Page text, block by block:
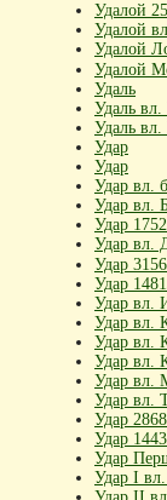
Удалой
Удалой
Удалой
Удалой
Удаль
Удаль вл.
Удаль
Удар
Удар
Удар вл.
Удар вл.
Удар
Удар вл.
Удар
Удар
Удар вл.
Удар вл.
Удар вл.
Удар вл.
Удар вл.
Удар вл.
Удар
Удар
Удар
Удар I